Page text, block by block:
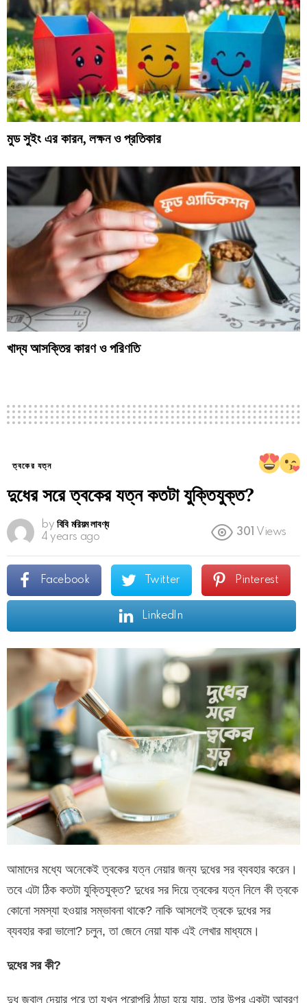
মুড সুইং এর কারন, লক্ষন ও প্রতিকার
খাদ্য আসক্তির কারণ ও পরিণতি
ত্বকের যত্ন
দুধের সরে ত্বকের যত্ন কতটা যুক্তিযুক্ত?
by বিবি মরিয়ম লাবণ্য
4 years ago
301 Views
Facebook Twitter Pinterest
LinkedIn
আমাদের মধ্যে অনেকেই ত্বকের যত্ন নেয়ার জন্য দুধের সর ব্যবহার করেন।
তবে এটা ঠিক কতটা যুক্তিযুক্ত? দুধের সর দিয়ে ত্বকের যত্ন নিলে কী ত্বকে
কোনো সমস্যা হওয়ার সম্ভাবনা থাকে? নাকি আসলেই ত্বকে দুধের সর
ব্যবহার করা ভালো? চলুন, তা জেনে নেয়া যাক এই লেখার মাধ্যমে।
দুধের সর কী?
দুধ জ্বাল দেয়ার পরে তা যখন পুরোপুরি ঠান্ডা হয়ে যায়, তার উপর একটা আবরণ